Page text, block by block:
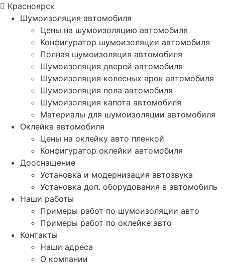
Красноярск
Шумоизоляция автомобиля
Цены на шумоизоляцию автомобиля
Конфигуратор шумоизоляции автомобиля
Полная шумоизоляция автомобиля
Шумоизоляция дверей автомобиля
Шумоизоляция колесных арок автомобиля
Шумоизоляция пола автомобиля
Шумоизоляция капота автомобиля
Материалы для шумоизоляции автомобиля
Оклейка автомобиля
Цены на оклейку авто пленкой
Конфигуратор оклейки автомобиля
Дооснащение
Установка и модернизация автозвука
Установка доп. оборудования в автомобиль
Наши работы
Примеры работ по шумоизоляции авто
Примеры работ по оклейке авто
Контакты
Наши адреса
О компании